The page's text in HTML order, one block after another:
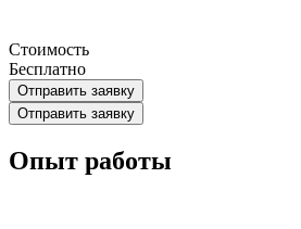
Стоимость
Бесплатно
Отправить заявку
Отправить заявку
Опыт работы